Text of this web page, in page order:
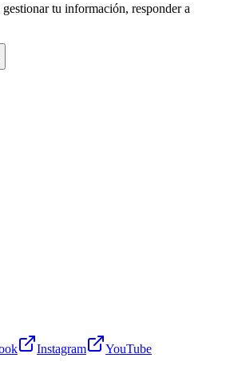
tu información, responder a
Instagram YouTube